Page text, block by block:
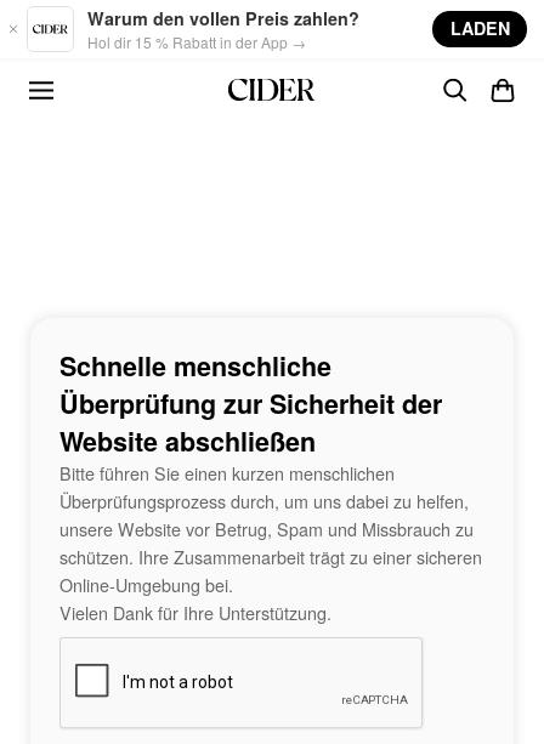
Skip to main content
Warum den vollen Preis zahlen?
Hol dir 15 % Rabatt in der App →
LADEN
Schnelle menschliche
Überprüfung zur Sicherheit der
Website abschließen
Bitte führen Sie einen kurzen menschlichen
Überprüfungsprozess durch, um uns dabei zu helfen,
unsere Website vor Betrug, Spam und Missbrauch zu
schützen. Ihre Zusammenarbeit trägt zu einer sicheren
Online-Umgebung bei.
Vielen Dank für Ihre Unterstützung.